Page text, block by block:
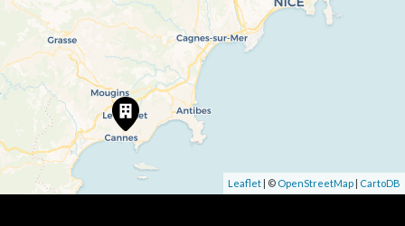
Leaflet | © OpenStreetMap | CartoDB